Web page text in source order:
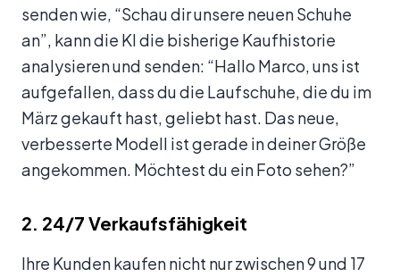
senden wie, “Schau dir unsere neuen Schuhe
an”, kann die KI die bisherige Kaufhistorie
analysieren und senden: “Hallo Marco, uns ist
aufgefallen, dass du die Laufschuhe, die du im
März gekauft hast, geliebt hast. Das neue,
verbesserte Modell ist gerade in deiner Größe
angekommen. Möchtest du ein Foto sehen?”
2. 24/7 Verkaufsfähigkeit
Ihre Kunden kaufen nicht nur zwischen 9 und 17